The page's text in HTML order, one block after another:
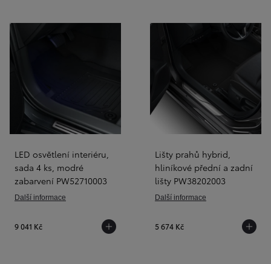
LED osvětlení interiéru,
sada 4 ks, modré
zabarvení PW52710003
Další informace
9 041 Kč
Lišty prahů hybrid,
hliníkové přední a zadní
lišty PW38202003
Další informace
5 674 Kč